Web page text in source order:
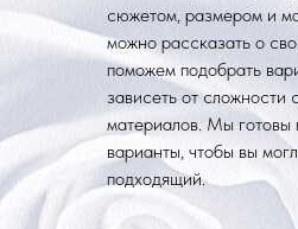
сюжетом, размером и
можно рассказать о
поможем подобрать
зависеть от
материалов. Мы готовы
варианты, чтобы вы
подходящий.